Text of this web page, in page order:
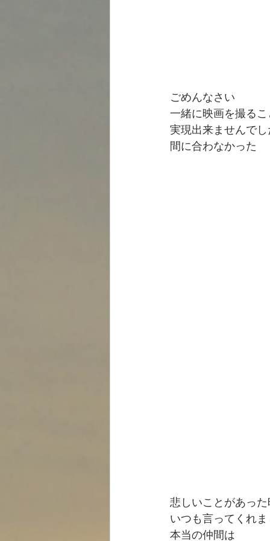
ごめんなさい
一緒に映画を撮る
実現出来ませんで
間に合わなかった
悲しいことがあっ
いつも言ってくれ
本当の仲間は